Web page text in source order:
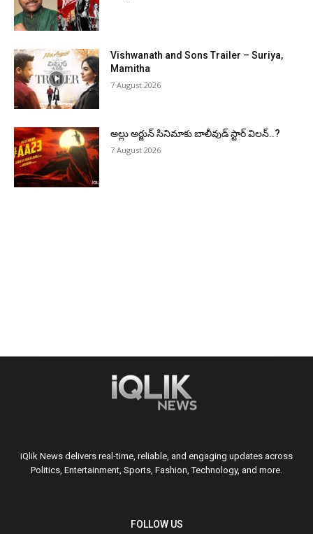
Vishwanath and Sons Trailer – Suriya,
Mamitha
7 August 2026
అల్లు అర్జున్ సినిమాకు బాలీవుడ్ స్టార్ విలన్..?
7 August 2026
iQlik News delivers real-time, reliable, and engaging updates across
Politics, Entertainment, Sports, Fashion, Technology, and more.
FOLLOW US